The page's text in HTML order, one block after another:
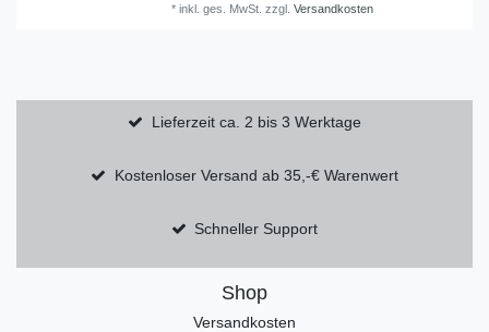
*inkl. ges. MwSt. zzgl.Versandkosten
Lieferzeit ca. 2 bis 3 Werktage
Kostenloser Versand ab 35,-€ Warenwert
Schneller Support
Shop
Versandkosten